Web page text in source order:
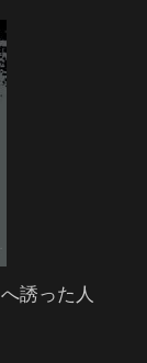
誘った人